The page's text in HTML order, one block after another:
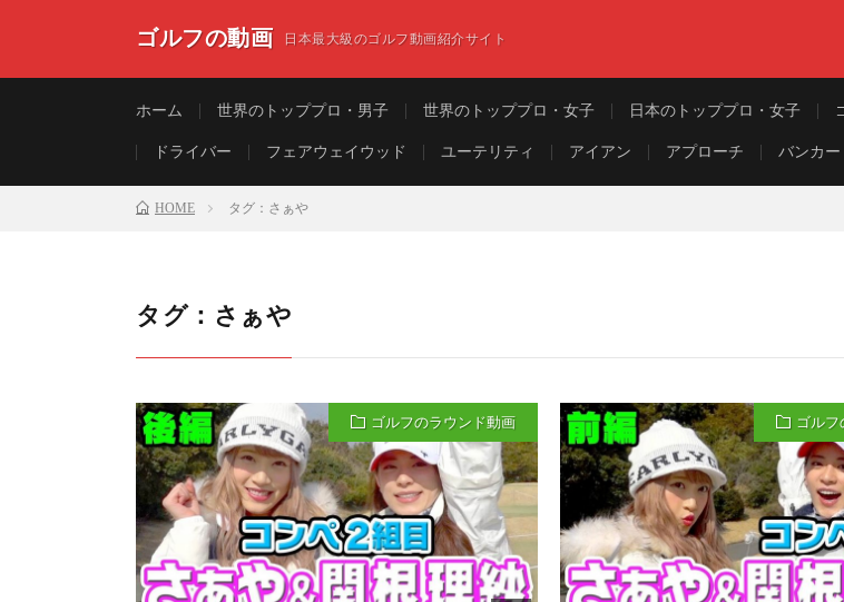
ゴルフの動画 日本最大級のゴルフ動画紹介サイト
ホーム 世界のトッププロ・男子 世界のトッププロ・女子 日本のトッププロ・女子
ドライバー フェアウェイウッド ユーテリティ アイアン アプローチ バンカー
HOME タグ：さぁや
タグ：さぁや
ゴルフのラウンド動画 ゴルフ